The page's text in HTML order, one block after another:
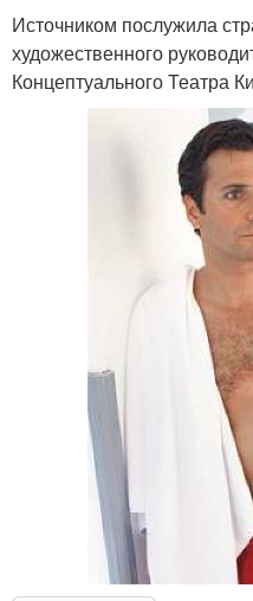
Источником послужила
художественного
Концептуального Театра